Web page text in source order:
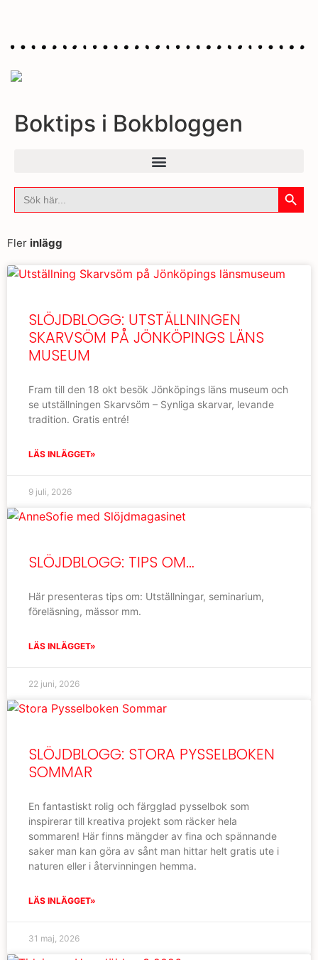
Boktips i Bokbloggen
Sök
efter:
Fler inlägg
SLÖJDBLOGG: UTSTÄLLNINGEN
SKARVSÖM PÅ JÖNKÖPINGS LÄNS
MUSEUM
Fram till den 18 okt besök Jönköpings läns museum och
se utställningen Skarvsöm – Synliga skarvar, levande
tradition. Gratis entré!
LÄS INLÄGGET»
9 juli, 2026
SLÖJDBLOGG: TIPS OM…
Här presenteras tips om: Utställningar, seminarium,
föreläsning, mässor mm.
LÄS INLÄGGET»
22 juni, 2026
SLÖJDBLOGG: STORA PYSSELBOKEN
SOMMAR
En fantastiskt rolig och färgglad pysselbok som
inspirerar till kreativa projekt som räcker hela
sommaren! Här finns mängder av fina och spännande
saker man kan göra av sånt man hittar helt gratis ute i
naturen eller i återvinningen hemma.
LÄS INLÄGGET»
31 maj, 2026